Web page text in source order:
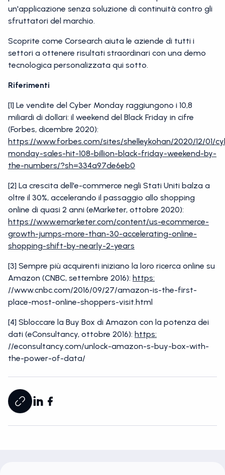
un'applicazione senza soluzione di continuità contro gli
sfruttatori del marchio.
Scoprite come Corsearch aiuta le aziende di tutti i
settori a ottenere risultati straordinari con una demo
tecnologica personalizzata qui sotto.
Riferimenti
[1] Le vendite del Cyber Monday raggiungono i 10,8
miliardi di dollari: il weekend del Black Friday in cifre
(Forbes, dicembre 2020):
https://www.forbes.com/sites/shelleykohan/2020/12/01/
monday-sales-hit-108-billion-black-friday-weekend-by-
the-numbers/?sh=334a97de6eb0
[2] La crescita dell'e-commerce negli Stati Uniti balza a
oltre il 30%, accelerando il passaggio allo shopping
online di quasi 2 anni (eMarketer, ottobre 2020):
https://www.emarketer.com/content/us-ecommerce-
growth-jumps-more-than-30-accelerating-online-
shopping-shift-by-nearly-2-years
[3] Sempre più acquirenti iniziano la loro ricerca online su
Amazon (CNBC, settembre 2016): https:
//www.cnbc.com/2016/09/27/amazon-is-the-first-
place-most-online-shoppers-visit.html
[4] Sbloccare la Buy Box di Amazon con la potenza dei
dati (eConsultancy, ottobre 2016): https:
//econsultancy.com/unlock-amazon-s-buy-box-with-
the-power-of-data/